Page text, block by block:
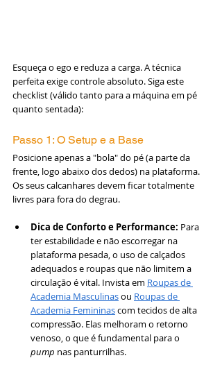
Esqueça o ego e reduza a carga. A técnica
perfeita exige controle absoluto. Siga este
checklist (válido tanto para a máquina em pé
quanto sentada):
Passo 1: O Setup e a Base
Posicione apenas a "bola" do pé (a parte da
frente, logo abaixo dos dedos) na plataforma.
Os seus calcanhares devem ficar totalmente
livres para fora do degrau.
Dica de Conforto e Performance: Para
ter estabilidade e não escorregar na
plataforma pesada, o uso de calçados
adequados e roupas que não limitem a
circulação é vital. Invista em Roupas de
Academia Masculinas ou Roupas de
Academia Femininas com tecidos de alta
compressão. Elas melhoram o retorno
venoso, o que é fundamental para o
pump nas panturrilhas.